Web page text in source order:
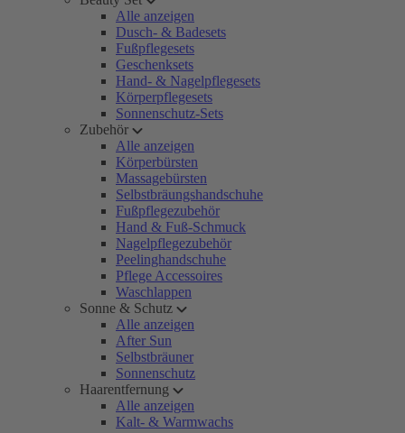
Alle anzeigen
Dusch- & Badesets
Fußpflegesets
Geschenksets
Hand- & Nagelpflegesets
Körperpflegesets
Sonnenschutz-Sets
Zubehör
Alle anzeigen
Körperbürsten
Massagebürsten
Selbstbräungshandschuhe
Fußpflegezubehör
Hand & Fuß-Schmuck
Nagelpflegezubehör
Peelinghandschuhe
Pflege Accessoires
Waschlappen
Sonne & Schutz
Alle anzeigen
After Sun
Selbstbräuner
Sonnenschutz
Haarentfernung
Alle anzeigen
Kalt- & Warmwachs